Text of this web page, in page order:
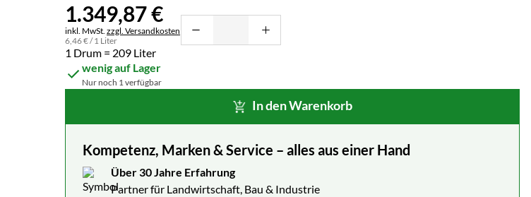
1.349,87€
Steuerhinweis:
inkl. MwSt. zzgl. Versandkosten
6,46€/ 1 Liter
1 Drum = 209 Liter
wenig auf Lager
Nur noch 1 verfügbar
In den Warenkorb
Kompetenz, Marken & Service – alles aus einer Hand
Über 30 Jahre Erfahrung
Partner für Landwirtschaft, Bau & Industrie